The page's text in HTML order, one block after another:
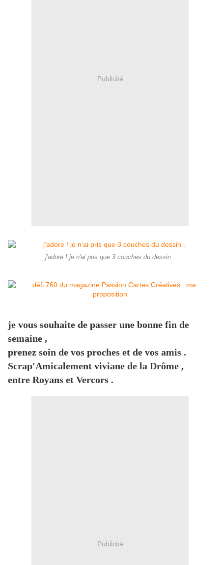
Publicité
j'adore ! je n'ai pris que 3 couches du dessin .
je vous souhaite de passer une bonne fin de
semaine ,
prenez soin de vos proches et de vos amis .
Scrap'Amicalement viviane de la Drôme ,
entre Royans et Vercors .
Publicité